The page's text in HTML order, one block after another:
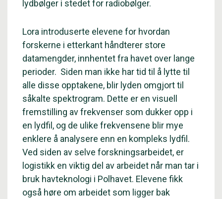
lydbølger i stedet for radiobølger.
Lora introduserte elevene for hvordan
forskerne i etterkant håndterer store
datamengder, innhentet fra havet over lange
perioder. Siden man ikke har tid til å lytte til
alle disse opptakene, blir lyden omgjort til
såkalte spektrogram. Dette er en visuell
fremstilling av frekvenser som dukker opp i
en lydfil, og de ulike frekvensene blir mye
enklere å analysere enn en kompleks lydfil.
Ved siden av selve forskningsarbeidet, er
logistikk en viktig del av arbeidet når man tar i
bruk havteknologi i Polhavet. Elevene fikk
også høre om arbeidet som ligger bak